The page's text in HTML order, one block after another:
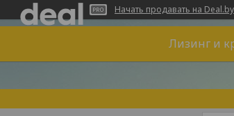
Начать продавать на Deal.by
Лизинг и